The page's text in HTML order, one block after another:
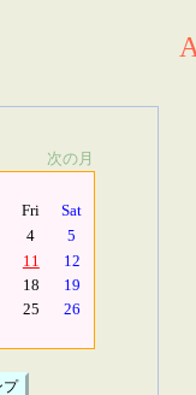
次の月
Fri
Sat
4
5
11
12
18
19
25
26